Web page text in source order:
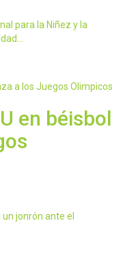
para la Niñez y la
en béisbol
jonrón ante el